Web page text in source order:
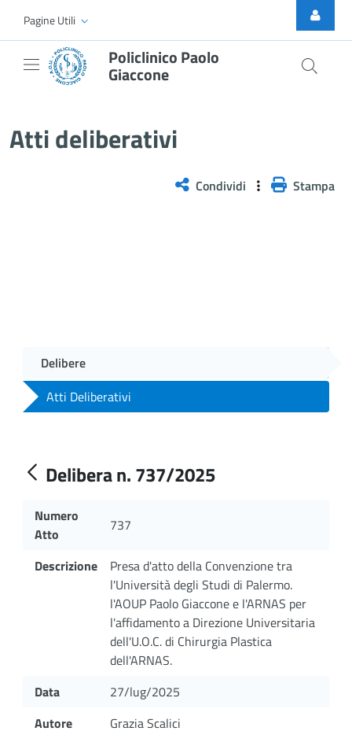
Skip to Main Content
Pagine Utili
Policlinico Paolo
Giaccone
Atti deliberativi
Condividi Stampa
Delibere
Atti Deliberativi
Delibera n. 737/2025
Numero
Atto
737
Descrizione
Presa d'atto della Convenzione tra
l'Università degli Studi di Palermo.
l'AOUP Paolo Giaccone e l'ARNAS per
l'affidamento a Direzione Universitaria
dell'U.O.C. di Chirurgia Plastica
dell'ARNAS.
Data
27/lug/2025
Autore
Grazia Scalici